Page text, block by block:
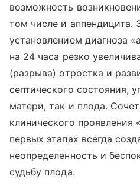
возможность
том числе и аппендицита.
установлением диагноза
на 24 часа резко
(разрыва) отростка и
септического состояния,
матери, так и плода.
клинического проявления
первых этапах всегда
неопределенность и
судьбу плода.